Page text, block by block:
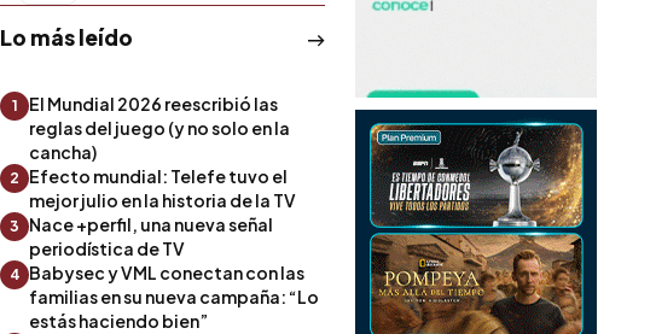
Lo más leído
1
El Mundial 2026 reescribió las
reglas del juego (y no solo en la
cancha)
2
Efecto mundial: Telefe tuvo el
mejor julio en la historia de la TV
3
Nace +perfil, una nueva señal
periodística de TV
4 Babysec y VML conectan con las
familias en su nueva campaña: “Lo
estás haciendo bien”